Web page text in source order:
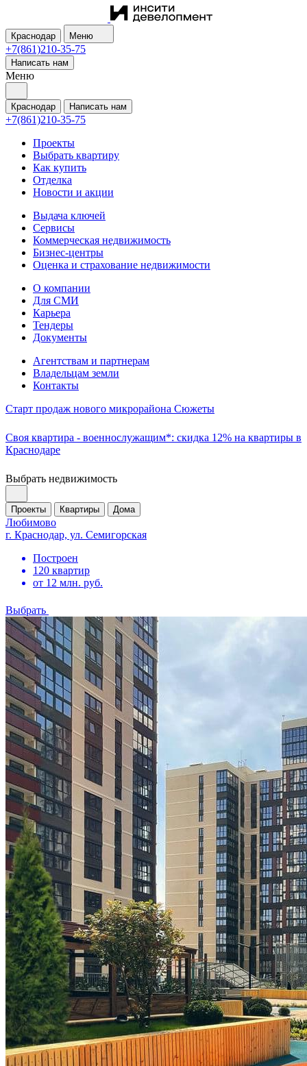
Краснодар Меню
+7(861)210-35-75
Написать нам
Меню
Краснодар Написать нам
+7(861)210-35-75
Проекты
Выбрать квартиру
Как купить
Отделка
Новости и акции
Выдача ключей
Сервисы
Коммерческая недвижимость
Бизнес-центры
Оценка и страхование недвижимости
О компании
Для СМИ
Карьера
Тендеры
Документы
Агентствам и партнерам
Владельцам земли
Контакты
Старт продаж нового микрорайона Сюжеты
Своя квартира - военнослужащим*: скидка 12% на квартиры в
Краснодаре
Выбрать недвижимость
Проекты Квартиры Дома
Любимово
г. Краснодар, ул. Семигорская
Построен
120 квартир
от 12 млн. руб.
Выбрать